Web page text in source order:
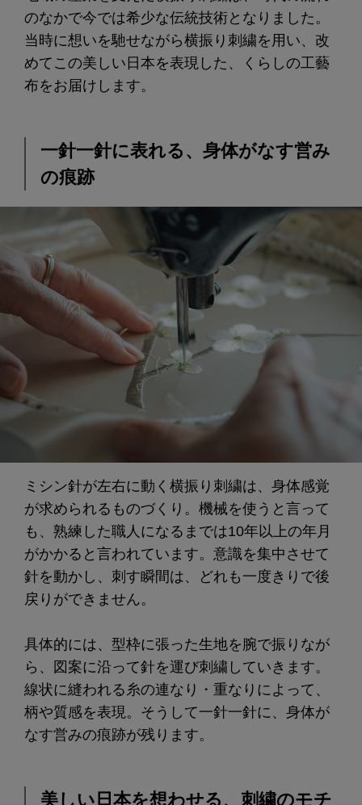
のなかで今では希少な伝統技術となりました。
当時に想いを馳せながら横振り刺繍を用い、改
めてこの美しい日本を表現した、くらしの工藝
布をお届けします。
一針一針に表れる、身体がなす営み
の痕跡
ミシン針が左右に動く横振り刺繍は、身体感覚
が求められるものづくり。機械を使うと言って
も、熟練した職人になるまでは10年以上の年月
がかかると言われています。意識を集中させて
針を動かし、刺す瞬間は、どれも一度きりで後
戻りができません。
具体的には、型枠に張った生地を腕で振りなが
ら、図案に沿って針を運び刺繍していきます。
線状に縫われる糸の連なり・重なりによって、
柄や質感を表現。そうして一針一針に、身体が
なす営みの痕跡が残ります。
美しい日本を想わせる、刺繍のモチ